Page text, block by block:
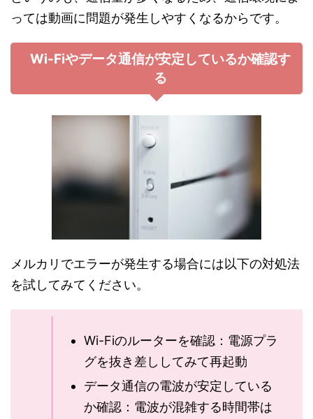
っては動画に問題が発生しやすくなるからです。
Wi-Fiやデータ通信が安定しているか確認す
る
メルカリでエラーが発生する場合には以下の対処法
を試してみてください。
Wi-Fiのルーターを確認：電源プラ
グを抜き差ししてみて再起動
データ通信の電波が安定している
か確認：電波が混雑する時間帯は